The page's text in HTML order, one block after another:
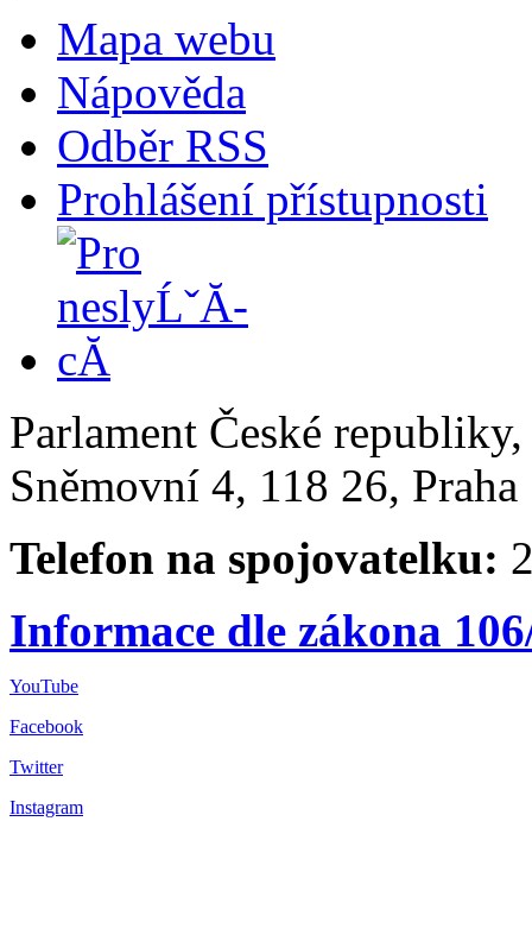
Mapa webu
Nápověda
Odběr RSS
Prohlášení přístupnosti
Parlament České
Sněmovní 4, 118 26,
Telefon na spojovatelku:
Informace dle zákona
YouTube
Facebook
Twitter
Instagram